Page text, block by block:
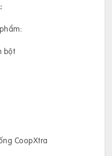
bột
CoopXtra